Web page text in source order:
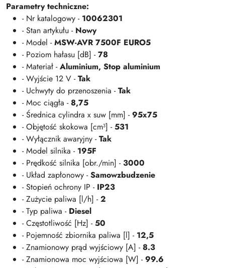
Parametry techniczne:
- Nr katalogowy - 10062301
- Stan artykułu - Nowy
- Model -MSW-AVR 7500F EURO5
- Poziom hałasu [dB] -78
- Materiał -Aluminium, Stop aluminium
- Wyjście 12 V -Tak
- Uchwyty do przenoszenia -Tak
- Moc ciągła -8,75
- Średnica cylindra x suw [mm] -95x75
- Objętość skokowa [cm³] -531
- Wyłącznik awaryjny -Tak
- Model silnika - 195F
- Prędkość silnika [obr./min] -3000
- Układ zapłonowy -Samowzbudzenie
- Stopień ochrony IP - IP23
- Zużycie paliwa [l/h] -2
- Typ paliwa - Diesel
- Częstotliwość [Hz] -50
- Pojemność zbiornika paliwa [l] - 12,5
- Znamionowy prąd wyjściowy [A] -8.3
- Znamionowa moc wyjściowa [W] -99.6